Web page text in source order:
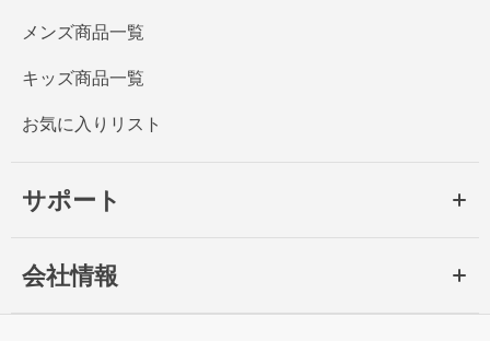
メンズ商品一覧
キッズ商品一覧
お気に入りリスト
サポート
会社情報